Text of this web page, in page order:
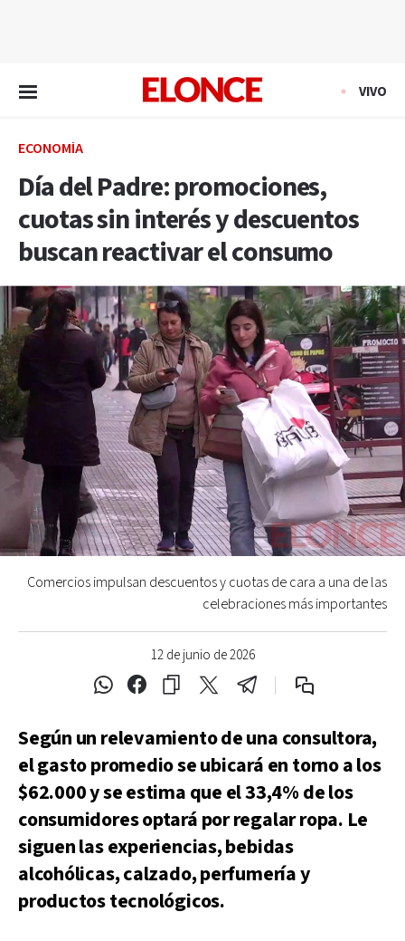
VIVO
ECONOMÍA
Día del Padre: promociones,
cuotas sin interés y descuentos
buscan reactivar el consumo
12 de junio de 2026
Comercios impulsan descuentos y cuotas de cara a una de las
celebraciones más importantes
Según un relevamiento de una consultora,
el gasto promedio se ubicará en torno a los
$62.000 y se estima que el 33,4% de los
consumidores optará por regalar ropa. Le
siguen las experiencias, bebidas
alcohólicas, calzado, perfumería y
productos tecnológicos.